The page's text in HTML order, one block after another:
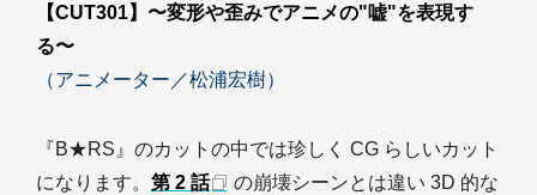
【CUT301】〜変形や歪みでアニメの"嘘"を表現す
る〜
（アニメーター／松浦宏樹）
『B★RS』のカットの中では珍しく CG らしいカット
になります。 第 2 話
の崩壊シーンとは違い 3D 的な